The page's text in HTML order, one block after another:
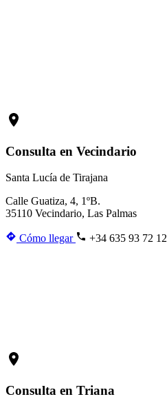
Consulta en Vecindario
Santa Lucía de Tirajana
Calle Guatiza, 4, 1ºB.
35110 Vecindario, Las Palmas
Cómo llegar +34 635 93 72 12
Consulta en Triana